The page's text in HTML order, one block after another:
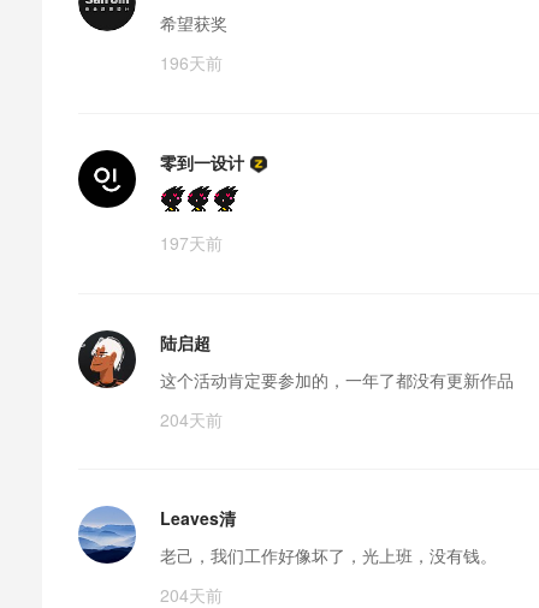
希望获奖
196天前
零到一设计
197天前
陆启超
这个活动肯定要参加的，一年了都没有更新作品
204天前
Leaves清
老己，我们工作好像坏了，光上班，没有钱。
204天前